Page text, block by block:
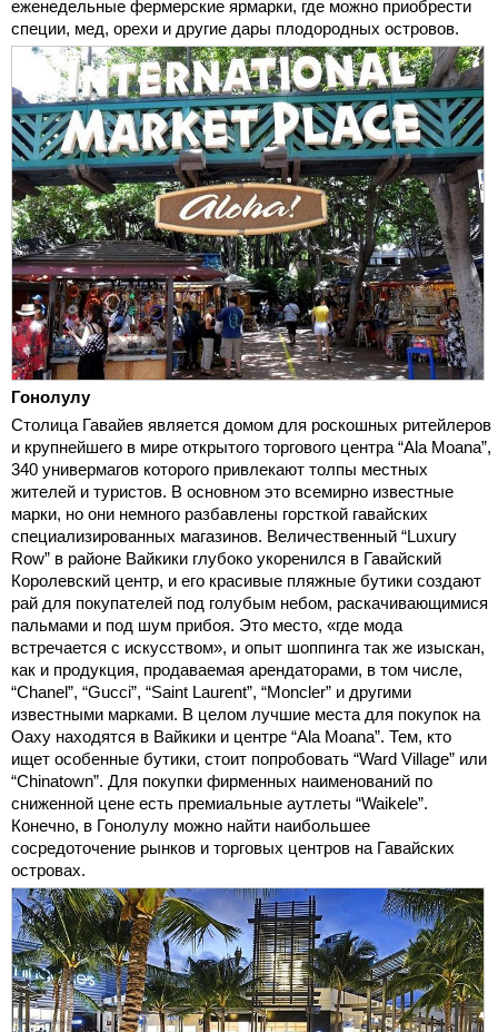
еженедельные фермерские ярмарки, где можно приобрести
специи, мед, орехи и другие дары плодородных островов.
Гонолулу
Столица Гавайев является домом для роскошных ритейлеров
и крупнейшего в мире открытого торгового центра “Ala Moana”,
340 универмагов которого привлекают толпы местных
жителей и туристов. В основном это всемирно известные
марки, но они немного разбавлены горсткой гавайских
специализированных магазинов. Величественный “Luxury
Row” в районе Вайкики глубоко укоренился в Гавайский
Королевский центр, и его красивые пляжные бутики создают
рай для покупателей под голубым небом, раскачивающимися
пальмами и под шум прибоя. Это место, «где мода
встречается с искусством», и опыт шоппинга так же изыскан,
как и продукция, продаваемая арендаторами, в том числе,
“Chanel”, “Gucci”, “Saint Laurent”, “Moncler” и другими
известными марками. В целом лучшие места для покупок на
Оаху находятся в Вайкики и центре “Ala Moana”. Тем, кто
ищет особенные бутики, стоит попробовать “Ward Village” или
“Chinatown”. Для покупки фирменных наименований по
сниженной цене есть премиальные аутлеты “Waikele”.
Конечно, в Гонолулу можно найти наибольшее
сосредоточение рынков и торговых центров на Гавайских
островах.